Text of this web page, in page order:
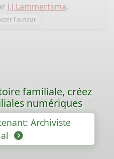
J.J.Lammertsma.
l'auteur
familiale, créez
numériques
Archiviste